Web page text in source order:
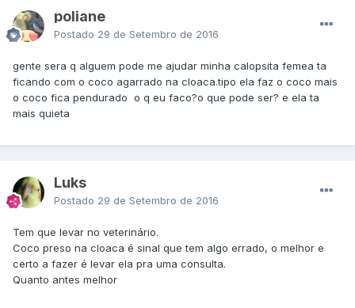
poliane
Postado 29 de Setembro de 2016
gente sera q alguem pode me ajudar minha calopsita femea ta
ficando com o coco agarrado na cloaca.tipo ela faz o coco mais
o coco fica pendurado o q eu faco?o que pode ser? e ela ta
mais quieta
Luks
Postado 29 de Setembro de 2016
Tem que levar no veterinário.
Coco preso na cloaca é sinal que tem algo errado, o melhor e
certo a fazer é levar ela pra uma consulta.
Quanto antes melhor